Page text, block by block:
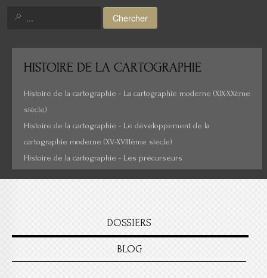
Moyen-Orient
Histoire de la cartographie
Cartes insolites, anciennes...
Chercher
HISTOIRE DE LA CARTOGRAPHIE
Histoire de la cartographie - La cartographie moderne (XIX-XXème
siècle)
Histoire de la cartographie - Le développement de la
cartographie moderne (XV-XVIIIème siècle)
Histoire de la cartographie - Les précurseurs
DOSSIERS
BLOG